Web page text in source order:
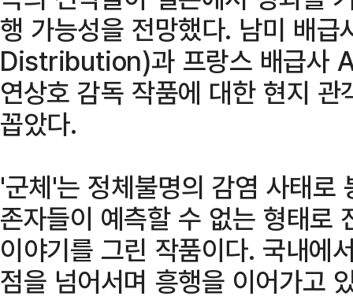
행 가능성을 전망했다. 남미 배
Distribution)과 프랑스 배급사
연상호 감독 작품에 대한 현지
꼽았다.
'군체'는 정체불명의 감염 사태로
존자들이 예측할 수 없는 형태로
이야기를 그린 작품이다. 국내에
점을 넘어서며 흥행을 이어가고